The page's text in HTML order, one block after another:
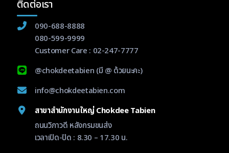
ติดต่อเรา
090-688-8888
080-599-9999
Customer Care : 02-247-7777
@chokdeetabien (มี @ ด้วยนะคะ)
info@chokdeetabien.com
สาขาสำนักงานใหญ่ Chokdee Tabien
ถนนวิภาวดี หลังกรมขนส่ง
เวลาเปิด-ปิด : 8.30 – 17.30 น.